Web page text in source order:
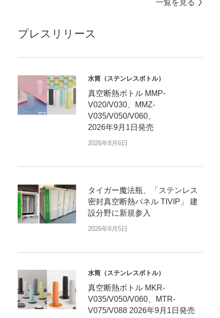
一覧を見る
プレスリリース
水筒（ステンレスボトル）
真空断熱ボトル MMP-
V020/V030、MMZ-
V035/V050/V060、
2026年9月1日発売
2026年8月6日
タイガー魔法瓶、「ステンレス
密封真空断熱パネル TIVIP」 建
設分野に新規参入
2026年8月5日
水筒（ステンレスボトル）
真空断熱ボトル MKR-
V035/V050/V060、MTR-
V075/V088 2026年9月1日発売